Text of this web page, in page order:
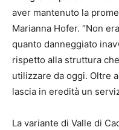
aver mantenuto la
Marianna Hofer. “Non
quanto danneggiato
rispetto alla struttura
utilizzare da oggi. Oltre
lascia in eredità un
La variante di Valle di